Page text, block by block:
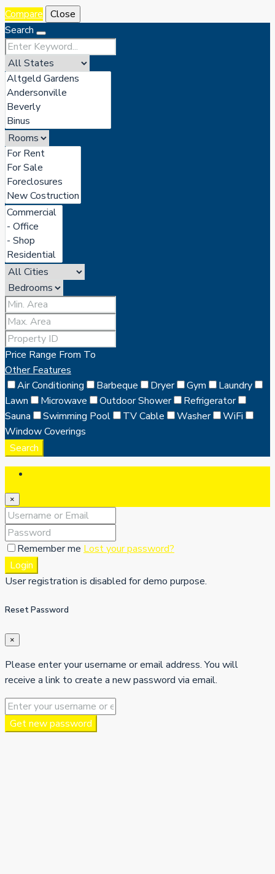
Compare Close
Search
Price Range From To
Other Features
Air Conditioning
Barbeque Dryer Gym
Laundry
Lawn
Microwave Outdoor Shower
Refrigerator
Sauna
Swimming Pool TV Cable Washer
WiFi
Window Coverings
Search
×
Remember me Lost your password?
Login
User registration is disabled for demo purpose.
Reset Password
×
Please enter your username or email address. You will
receive a link to create a new password via email.
Get new password